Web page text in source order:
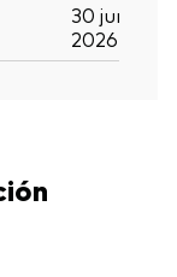
30 jun
2026